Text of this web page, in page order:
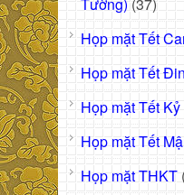
Tường) (37)
Họp mặt Tết
Họp mặt Tết
Họp mặt Tết
Họp mặt Tết
Họp mặt THKT